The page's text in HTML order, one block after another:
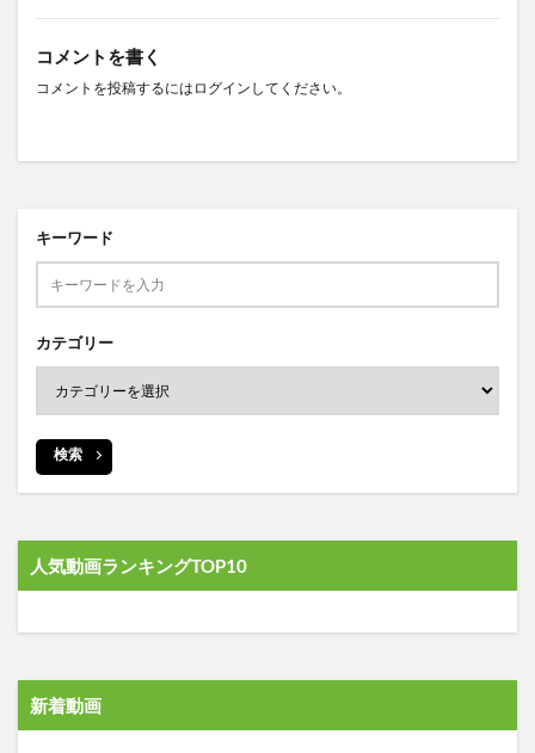
コメントを書く
コメントを投稿するには ログイン してください。
キーワード
カテゴリー
検索
人気動画ランキングTOP10
新着動画